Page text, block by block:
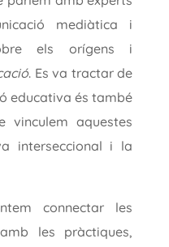
mediàtica i
els orígens i
. Es va tractar de
educativa és també
vinculem aquestes
interseccional i la
connectar les
les pràctiques,